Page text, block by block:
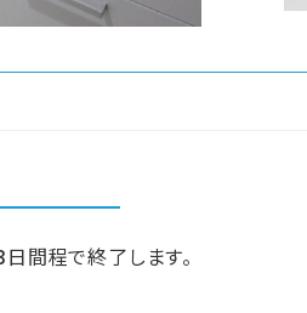
間程で終了します。